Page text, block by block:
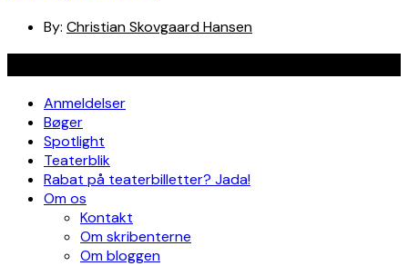
By: Christian Skovgaard Hansen
Anmeldelser
Bøger
Spotlight
Teaterblik
Rabat på teaterbilletter? Jada!
Om os
Kontakt
Om skribenterne
Om bloggen